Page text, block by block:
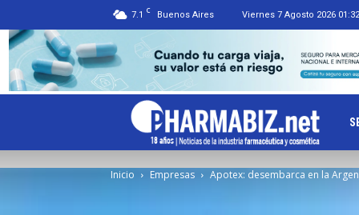
7.1 C Buenos Aires Viernes 7 Agosto 2026 01:32
Inicio Empresas Apotex: desembarca en la